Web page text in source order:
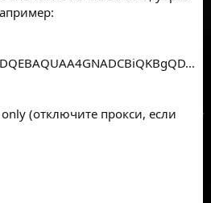
(отключите прокси, если